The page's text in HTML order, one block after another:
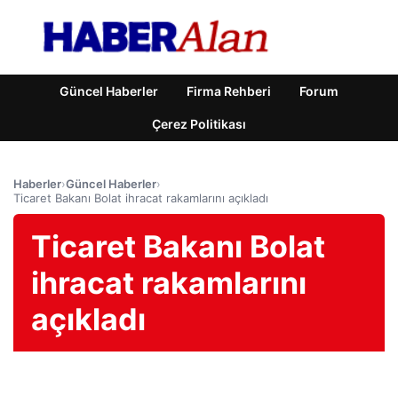
Güncel Haberler Firma Rehberi Forum
Çerez Politikası
Haberler›Güncel Haberler›
Ticaret Bakanı Bolat ihracat rakamlarını açıkladı
Ticaret Bakanı Bolat
ihracat rakamlarını
açıkladı